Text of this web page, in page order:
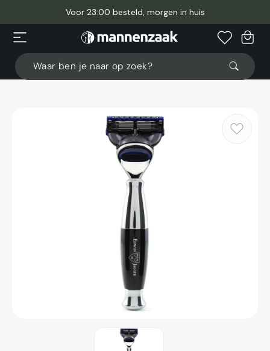
content
Voor 23:00 besteld, morgen in huis
Waar ben je naar op zoek?